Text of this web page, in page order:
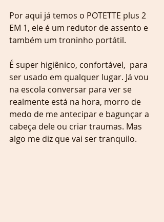
Por aqui já temos o POTETTE plus 2
EM 1, ele é um redutor de assento e
também um troninho portátil.
É super higiênico, confortável,  para
ser usado em qualquer lugar. Já vou
na escola conversar para ver se
realmente está na hora, morro de
medo de me antecipar e bagunçar a
cabeça dele ou criar traumas. Mas
algo me diz que vai ser tranquilo.